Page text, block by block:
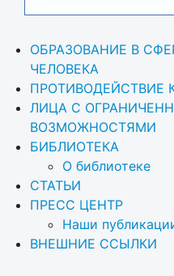
ОБРАЗОВАНИЕ В
ЧЕЛОВЕКА
ПРОТИВОДЕЙСТВИЕ
ЛИЦА С
ВОЗМОЖНОСТЯМИ
БИБЛИОТЕКА
О библиотеке
СТАТЬИ
ПРЕСС ЦЕНТР
Наши
ВНЕШНИЕ ССЫЛКИ